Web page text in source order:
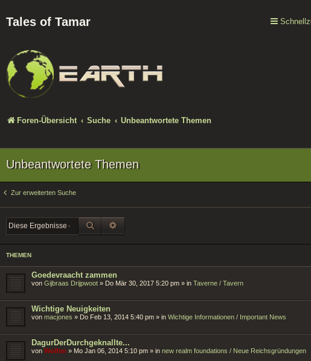
Tales of Tamar
Foren-Übersicht Suche Unbeantwortete Themen
Unbeantwortete Themen
Zur erweiterten Suche
SUCHE
THEMEN
Goedevraacht zammen
von Gijbraas Drijpwoot » Do Mär 30, 2017 5:20 pm » in Taverne / Tavern
Wichtige Neuigkeiten
von macjones » Do Feb 13, 2014 5:40 pm » in Wichtige Informationen / Important News
DagurDerDurchgeknallte...
von Wolfen » Mo Jan 06, 2014 5:10 pm » in new realm foundations / Neue Reichsgründungen